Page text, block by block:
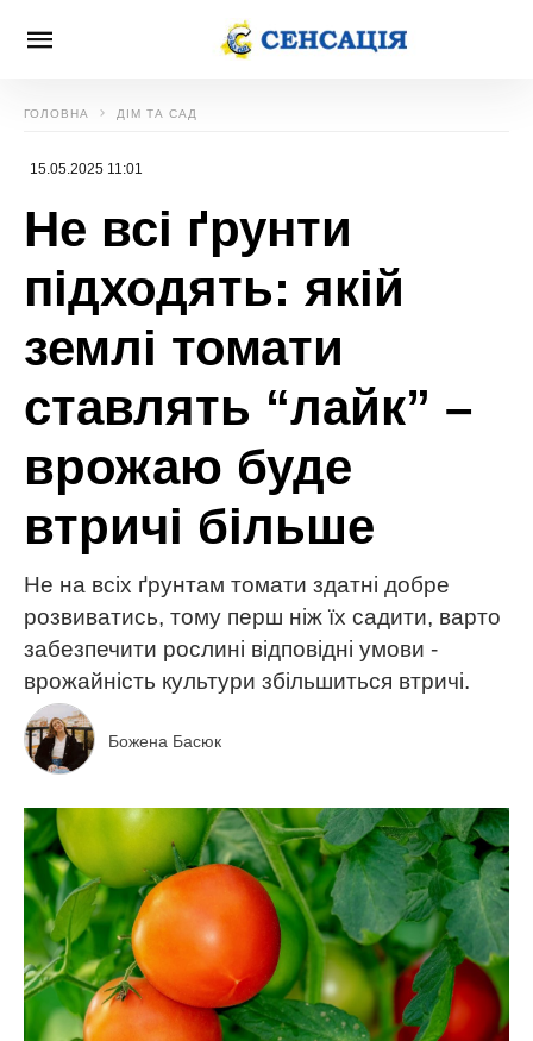
ГОЛОВНА ДІМ ТА САД
15.05.2025 11:01
Не всі ґрунти
підходять: якій
землі томати
ставлять “лайк” –
врожаю буде
втричі більше
Не на всіх ґрунтам томати здатні добре
розвиватись, тому перш ніж їх садити, варто
забезпечити рослині відповідні умови -
врожайність культури збільшиться втричі.
Божена Басюк